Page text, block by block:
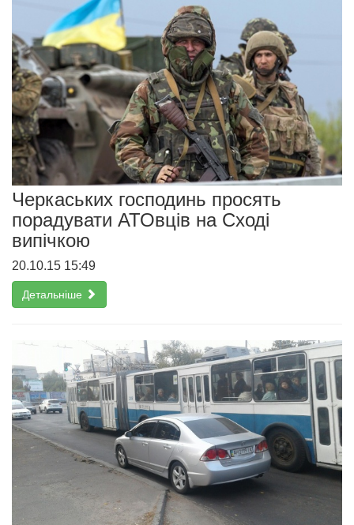
Черкаських господинь просять
порадувати АТОвців на Сході
випічкою
20.10.15 15:49
Детальніше